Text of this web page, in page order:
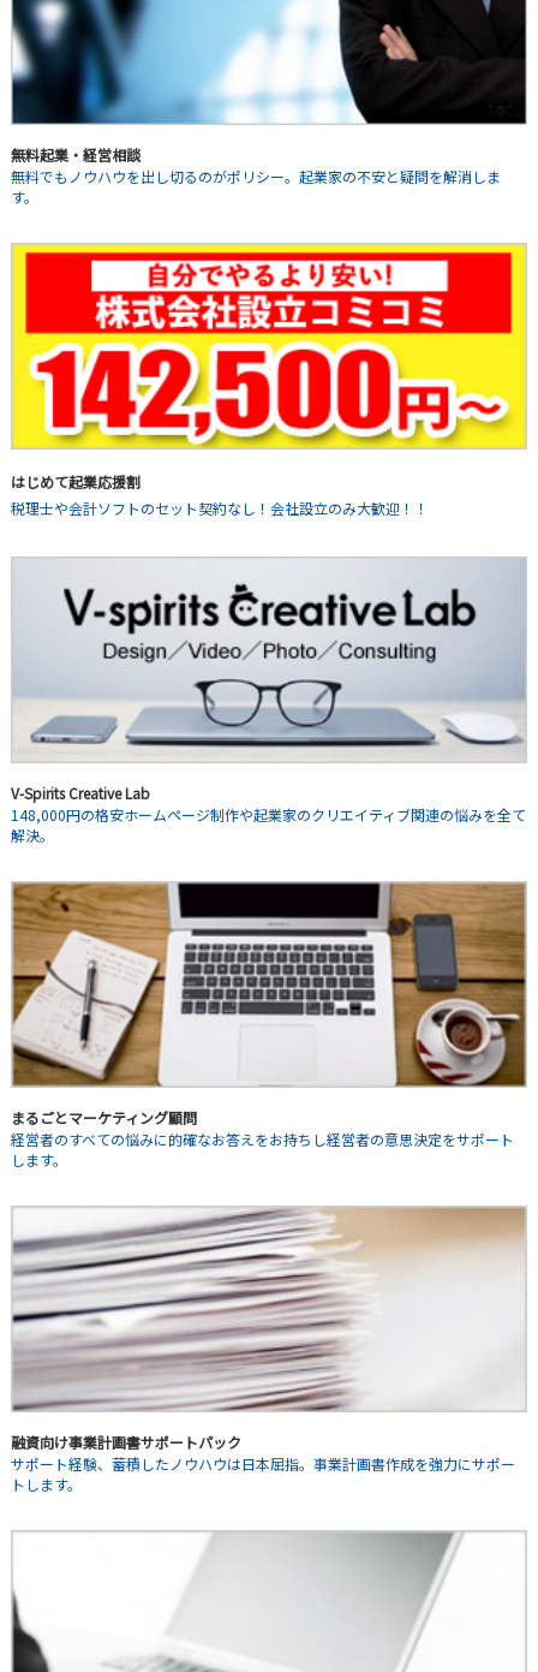
無料起業・経営相談
無料でもノウハウを出し切るのがポリシー。起業家の不安と疑問を解消しま
す。
はじめて起業応援割
税理士や会計ソフトのセット契約なし！会社設立のみ大歓迎！！
V-Spirits Creative Lab
148,000円の格安ホームページ制作や起業家のクリエイティブ関連の悩みを全て
解決。
まるごとマーケティング顧問
経営者のすべての悩みに的確なお答えをお持ちし経営者の意思決定をサポート
します。
融資向け事業計画書サポートパック
サポート経験、蓄積したノウハウは日本屈指。事業計画書作成を強力にサポー
トします。